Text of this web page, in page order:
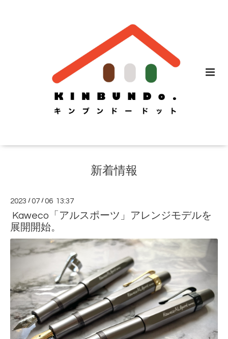
新着情報
2023 /07 /06 13:37
Kaweco「アルスポーツ」アレンジモデルを
展開開始。